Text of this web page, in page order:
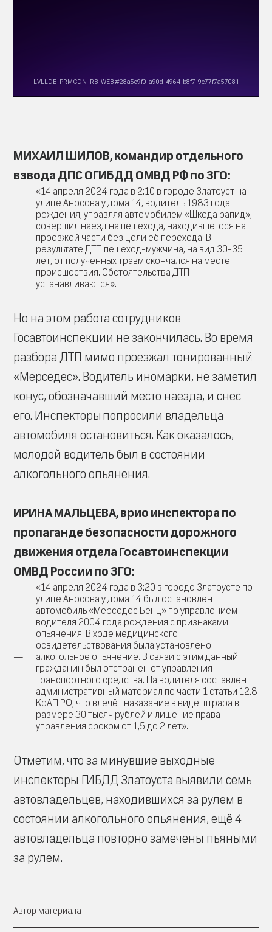
МИХАИЛ ШИЛОВ, командир отдельного
взвода ДПС ОГИБДД ОМВД РФ по ЗГО:
«14 апреля 2024 года в 2:10 в городе Златоуст на
улице Аносова у дома 14, водитель 1983 года
рождения, управляя автомобилем «Шкода рапид»,
совершил наезд на пешехода, находившегося на
проезжей части без цели её перехода. В
результате ДТП пешеход-мужчина, на вид 30-35
лет, от полученных травм скончался на месте
происшествия. Обстоятельства ДТП
устанавливаются».
Но на этом работа сотрудников
Госавтоинспекции не закончилась. Во время
разбора ДТП мимо проезжал тонированный
«Мерседес». Водитель иномарки, не заметил
конус, обозначавший место наезда, и снес
его. Инспекторы попросили владельца
автомобиля остановиться. Как оказалось,
молодой водитель был в состоянии
алкогольного опьянения.
ИРИНА МАЛЬЦЕВА, врио инспектора по
пропаганде безопасности дорожного
движения отдела Госавтоинспекции
ОМВД России по ЗГО:
«14 апреля 2024 года в 3:20 в городе Златоусте по
улице Аносова у дома 14 был остановлен
автомобиль «Мерседес Бенц» по управлением
водителя 2004 года рождения с признаками
опьянения. В ходе медицинского
освидетельствования была установлено
алкогольное опьянение. В связи с этим данный
гражданин был отстранён от управления
транспортного средства. На водителя составлен
административный материал по части 1 статьи 12.8
КоАП РФ, что влечёт наказание в виде штрафа в
размере 30 тысяч рублей и лишение права
управления сроком от 1,5 до 2 лет».
Отметим, что за минувшие выходные
инспекторы ГИБДД Златоуста выявили семь
автовладельцев, находившихся за рулем в
состоянии алкогольного опьянения, ещё 4
автовладельца повторно замечены пьяными
за рулем.
Автор материала